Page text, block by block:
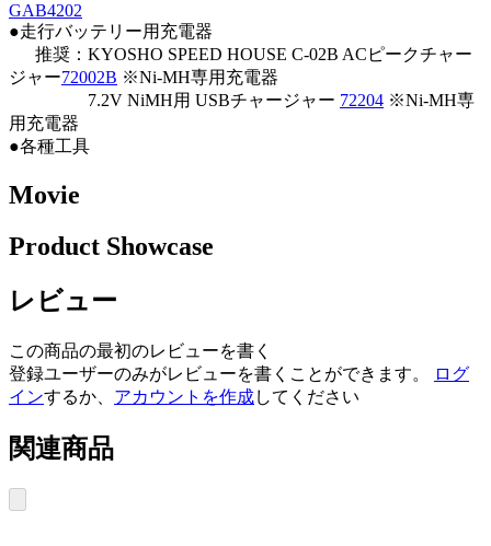
GAB4202
●走行バッテリー用充電器
推奨：KYOSHO SPEED HOUSE C-02B ACピークチャー
ジャー72002B ※Ni-MH専用充電器
7.2V NiMH用 USBチャージャー 72204 ※Ni-MH専
用充電器
●各種工具
Movie
Product Showcase
レビュー
この商品の最初のレビューを書く
登録ユーザーのみがレビューを書くことができます。
ログ
インするか、 アカウントを作成してください
関連商品